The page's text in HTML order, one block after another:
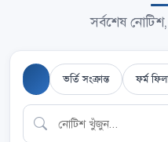
সর্বশেষ
ভর্তি সংক্রান্ত ফর্ম